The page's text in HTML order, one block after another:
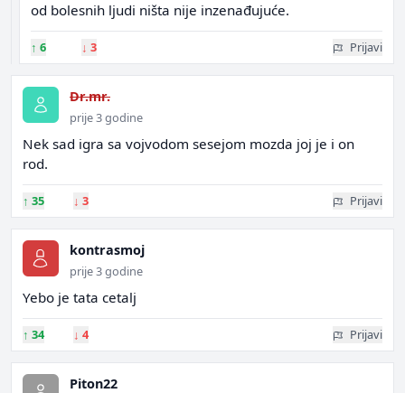
od bolesnih ljudi ništa nije inzenađujuće.
↑ 6 ↓ 3 Prijavi
Dr.mr.
prije 3 godine
Nek sad igra sa vojvodom sesejom mozda joj je i on
rod.
↑ 35 ↓ 3 Prijavi
kontrasmoj
prije 3 godine
Yebo je tata cetalj
↑ 34 ↓ 4 Prijavi
Piton22